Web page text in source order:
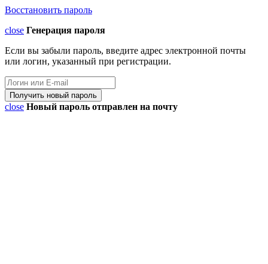
Восстановить пароль
close Генерация пароля
Если вы забыли пароль, введите адрес электронной почты
или логин, указанный при регистрации.
close Новый пароль отправлен на почту